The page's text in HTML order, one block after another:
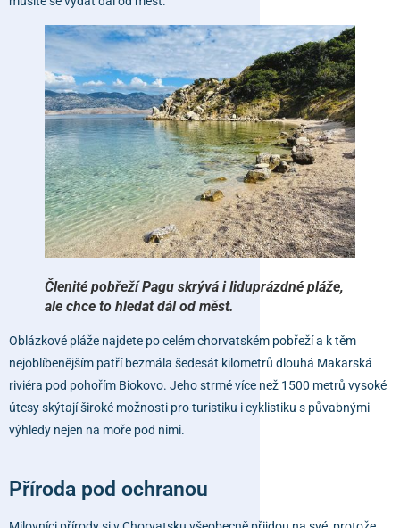
Členité pobřeží Pagu skrývá i liduprázdné pláže,
ale chce to hledat dál od měst.
Oblázkové pláže najdete po celém chorvatském pobřeží a k těm
nejoblíbenějším patří bezmála šedesát kilometrů dlouhá Makarská
riviéra pod pohořím Biokovo. Jeho strmé více než 1500 metrů vysoké
útesy skýtají široké možnosti pro turistiku i cyklistiku s půvabnými
výhledy nejen na moře pod nimi.
Příroda pod ochranou